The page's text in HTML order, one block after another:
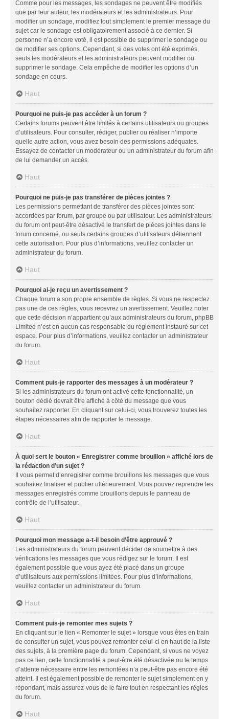
Comme pour les messages, les sondages ne peuvent être modifiés
que par leur auteur, les modérateurs et les administrateurs. Pour
modifier un sondage, modifiez tout simplement le premier message du
sujet car le sondage est obligatoirement associé à ce dernier. Si
personne n’a encore voté, il est possible de supprimer le sondage ou
de modifier ses options. Cependant, si des votes ont été exprimés,
seuls les modérateurs et les administrateurs peuvent modifier ou
supprimer le sondage. Cela empêche de modifier les options d’un
sondage en cours.
Haut
Pourquoi ne puis-je pas accéder à un forum ?
Certains forums peuvent être limités à certains utilisateurs ou groupes
d’utilisateurs. Pour consulter, rédiger, publier ou réaliser n’importe
quelle autre action, vous avez besoin des permissions adéquates.
Essayez de contacter un modérateur ou un administrateur du forum afin
de lui demander un accès.
Haut
Pourquoi ne puis-je pas transférer de pièces jointes ?
Les permissions permettant de transférer des pièces jointes sont
accordées par forum, par groupe ou par utilisateur. Les administrateurs
du forum ont peut-être désactivé le transfert de pièces jointes dans le
forum concerné, ou seuls certains groupes d’utilisateurs détiennent
cette autorisation. Pour plus d’informations, veuillez contacter un
administrateur du forum.
Haut
Pourquoi ai-je reçu un avertissement ?
Chaque forum a son propre ensemble de règles. Si vous ne respectez
pas une de ces règles, vous recevrez un avertissement. Veuillez noter
que cette décision n’appartient qu’aux administrateurs du forum, phpBB
Limited n’est en aucun cas responsable du règlement instauré sur cet
espace. Pour plus d’informations, veuillez contacter un administrateur
du forum.
Haut
Comment puis-je rapporter des messages à un modérateur ?
Si les administrateurs du forum ont activé cette fonctionnalité, un
bouton dédié devrait être affiché à côté du message que vous
souhaitez rapporter. En cliquant sur celui-ci, vous trouverez toutes les
étapes nécessaires afin de rapporter le message.
Haut
À quoi sert le bouton « Enregistrer comme brouillon » affiché lors de
la rédaction d’un sujet ?
Il vous permet d’enregistrer comme brouillons les messages que vous
souhaitez finaliser et publier ultérieurement. Vous pouvez reprendre les
messages enregistrés comme brouillons depuis le panneau de
contrôle de l’utilisateur.
Haut
Pourquoi mon message a-t-il besoin d’être approuvé ?
Les administrateurs du forum peuvent décider de soumettre à des
vérifications les messages que vous rédigez sur le forum. Il est
également possible que vous ayez été placé dans un groupe
d’utilisateurs aux permissions limitées. Pour plus d’informations,
veuillez contacter un administrateur du forum.
Haut
Comment puis-je remonter mes sujets ?
En cliquant sur le lien « Remonter le sujet » lorsque vous êtes en train
de consulter un sujet, vous pouvez remonter celui-ci en haut de la liste
des sujets, à la première page du forum. Cependant, si vous ne voyez
pas ce lien, cette fonctionnalité a peut-être été désactivée ou le temps
d’attente nécessaire entre les remontées n’a peut-être pas encore été
atteint. Il est également possible de remonter le sujet simplement en y
répondant, mais assurez-vous de le faire tout en respectant les règles
du forum.
Haut